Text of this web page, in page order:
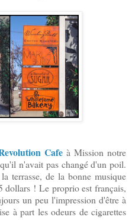
Cafeà Mission notre
n'avait pas changé d'un poil.
terrasse, de la bonne musique
dollars ! Le proprio est français,
un peu l'impression d'être à
à part les odeurs de cigarettes